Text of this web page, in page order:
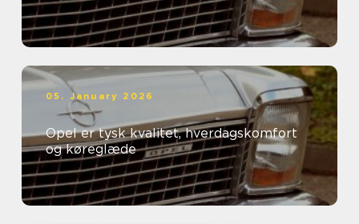
05. January 2026
Opel er tysk kvalitet, hverdagskomfort
og køreglæde